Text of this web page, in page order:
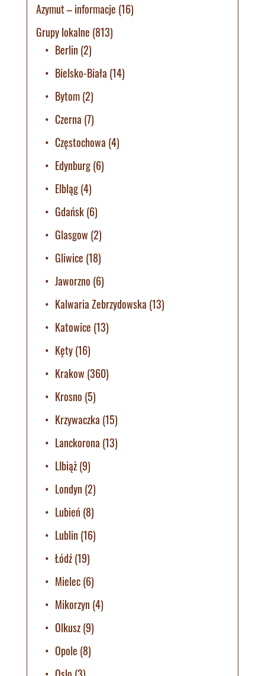
Azymut – informacje (16)
Grupy lokalne (813)
Berlin (2)
Bielsko-Biała (14)
Bytom(2)
Czerna (7)
Częstochowa (4)
Edynburg(6)
Elbląg(4)
Gdańsk(6)
Glasgow (2)
Gliwice (18)
Jaworzno (6)
Kalwaria Zebrzydowska (13)
Katowice (13)
Kęty(16)
Krakow (360)
Krosno (5)
Krzywaczka (15)
Lanckorona (13)
LIbiąż(9)
Londyn (2)
Lubień (8)
Lublin (16)
Łódź(19)
Mielec(6)
Mikorzyn (4)
Olkusz(9)
Opole (8)